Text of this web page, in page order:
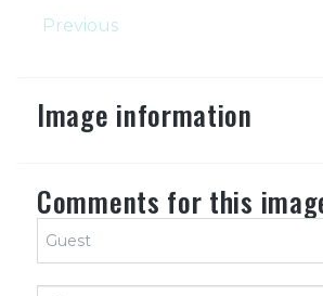
Previous
Image information
Comments for this